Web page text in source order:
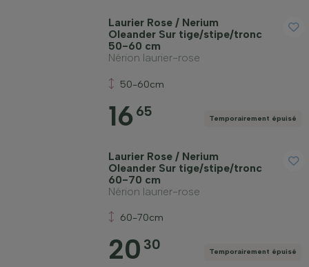
Laurier Rose / Nerium
Oleander Sur tige/stipe/tronc
50-60 cm
Nérion laurier-rose
50-60cm
16 65 Temporairement épuisé
Laurier Rose / Nerium
Oleander Sur tige/stipe/tronc
60-70 cm
Nérion laurier-rose
60-70cm
20 30 Temporairement épuisé